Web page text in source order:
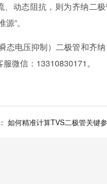
、动态阻抗，则为齐纳二
”。
态电压抑制）二极管和齐
微信：13310830171。
如何精准计算TVS二极管关键